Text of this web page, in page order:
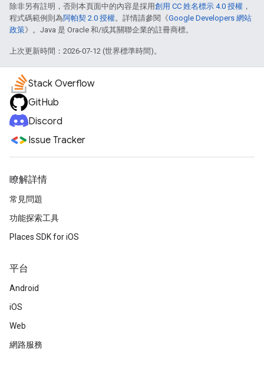
除非另有註明，否則本頁面中的內容是採用創用 CC 姓名標示 4.0 授權 ，
程式碼範例則為阿帕契 2.0 授權。詳情請參閱《Google Developers 網站
政策》。Java 是 Oracle 和/或其關聯企業的註冊商標。
上次更新時間：2026-07-12 (世界標準時間)。
Stack Overflow
GitHub
Discord
Issue Tracker
瞭解詳情
常見問題
功能探索工具
Places SDK for iOS
平台
Android
iOS
Web
網路服務